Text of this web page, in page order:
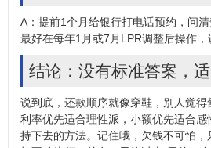
A：提前1个月给银行打电话预约，问清
最好在每年1月或7月LPR调整后操作
结论：没有标准答案，
说到底，还款顺序就像穿鞋，别人觉得
利率优先适合理性派，小额优先适合
持下去的方法。记住哦，欠钱不可怕